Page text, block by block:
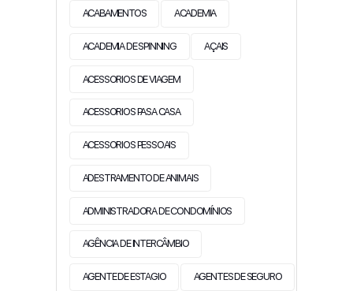
ACABAMENTOS ACADEMIA
ACADEMIA DE SPINNING AÇAIS
ACESSORIOS DE VIAGEM
ACESSORIOS PASA CASA
ACESSORIOS PESSOAIS
ADESTRAMENTO DE ANIMAIS
ADMINISTRADORA DE CONDOMÍNIOS
AGÊNCIA DE INTERCÂMBIO
AGENTE DE ESTAGIO AGENTES DE SEGURO